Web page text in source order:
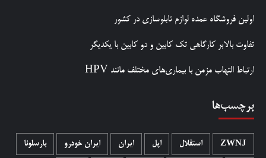
اولین فروشگاه عمده لوازم تابلوسازی در کشور
تفاوت بالابر کارگاهی تک کابین و دو کابین با یکدیگر
ارتباط التهاب مزمن با بیماری‌های مختلف مانند HPV
برچسب‌ها
ZWNJ استقلال اپل ایران ایران خودرو بارسلونا